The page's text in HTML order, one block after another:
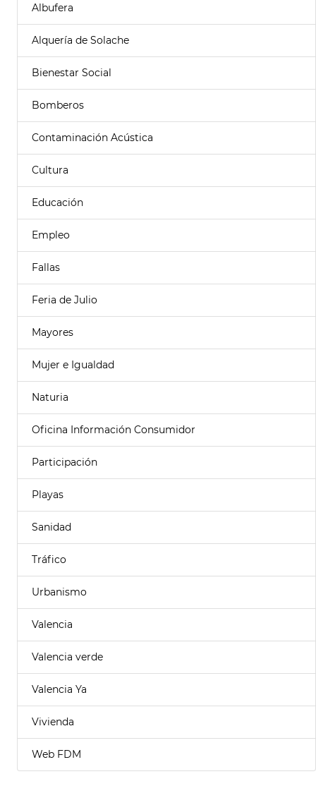
Albufera
Alquería de Solache
Bienestar Social
Bomberos
Contaminación Acústica
Cultura
Educación
Empleo
Fallas
Feria de Julio
Mayores
Mujer e Igualdad
Naturia
Oficina Información Consumidor
Participación
Playas
Sanidad
Tráfico
Urbanismo
Valencia
Valencia verde
Valencia Ya
Vivienda
Web FDM